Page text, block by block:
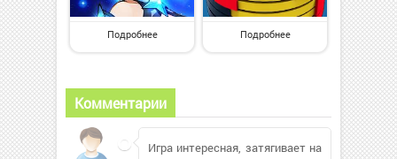
Подробнее Подробнее
Комментарии
Игра интересная, затягивает на